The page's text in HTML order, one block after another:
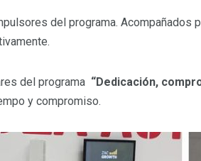
del programa. Acompañados
del programa “Dedicación,
y compromiso.